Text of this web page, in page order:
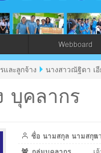
Webboard
บุคลากร
และลูกจ้าง นางสาวณัฐิดา เอี
ชื่อ นามสกุล นามสกุล
น